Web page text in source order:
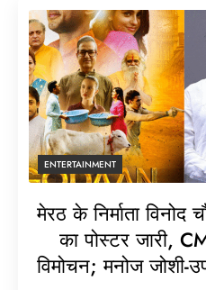
ENTERTAINMENT
मेरठ के निर्माता विनोद
का पोस्टर जारी,
विमोचन; मनोज जोशी-